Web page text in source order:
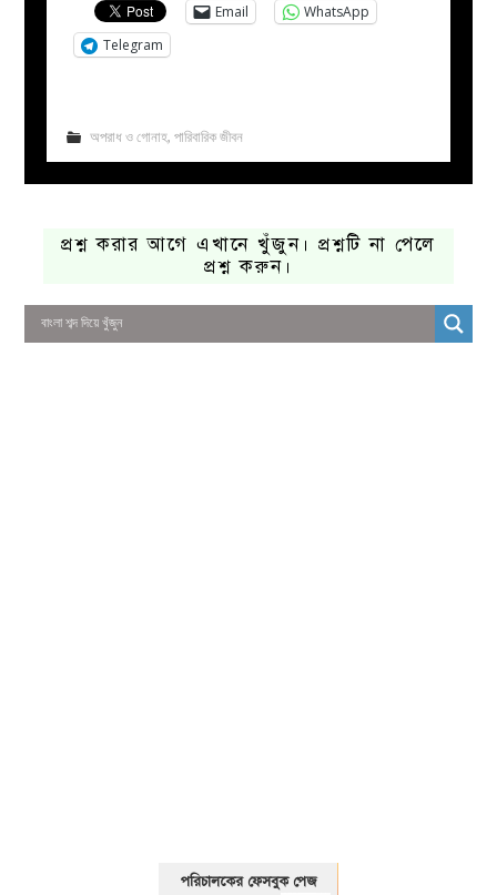
Email
WhatsApp
Telegram
অপরাধ ও গোনাহ, পারিবারিক জীবন
প্রশ্ন করার আগে এখানে খুঁজুন। প্রশ্নটি না পেলে
প্রশ্ন করুন।
পরিচালকের ফেসবুক পেজ